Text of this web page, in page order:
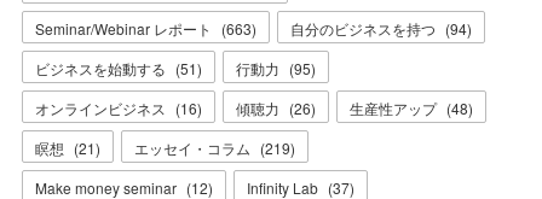
Seminar/Webinar レポート
(663) 自分のビジネスを持つ (94)
ビジネスを始動する (51) 行動力 (95)
オンラインビジネス
(16) 傾聴力 (26) 生産性アップ (48)
瞑想 (21) エッセイ・コラム (219)
Make money seminar (12) Infinity Lab (37)